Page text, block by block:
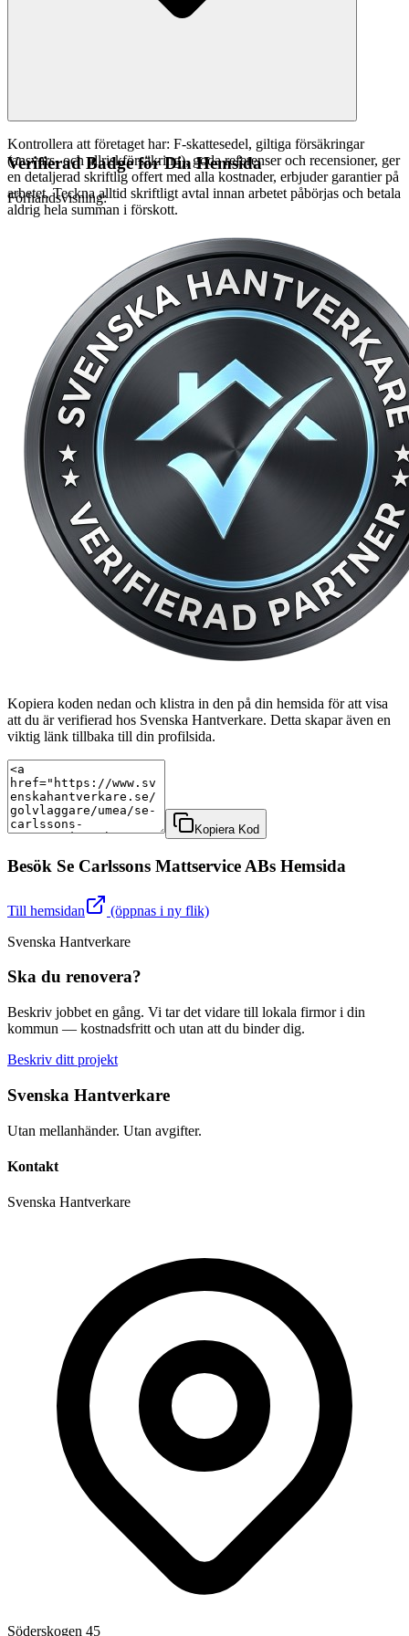
Kontrollera att företaget har: F-skattesedel, giltiga försäkringar
(ansvars- och allriskförsäkring), goda referenser och recensioner, ger
en detaljerad skriftlig offert med alla kostnader, erbjuder garantier på
arbetet. Teckna alltid skriftligt avtal innan arbetet påbörjas och betala
aldrig hela summan i förskott.
Verifierad Badge för Din Hemsida
Förhandsvisning:
Kopiera koden nedan och klistra in den på din hemsida för att visa
att du är verifierad hos Svenska Hantverkare. Detta skapar även en
viktig länk tillbaka till din profilsida.
Kopiera Kod
Besök Se Carlssons Mattservice ABs Hemsida
Till hemsidan
(öppnas i ny flik)
Svenska Hantverkare
Ska du renovera?
Beskriv jobbet en gång. Vi tar det vidare till lokala firmor i din
kommun — kostnadsfritt och utan att du binder dig.
Beskriv ditt projekt
Svenska Hantverkare
Utan mellanhänder. Utan avgifter.
Kontakt
Svenska Hantverkare
Söderskogen 45